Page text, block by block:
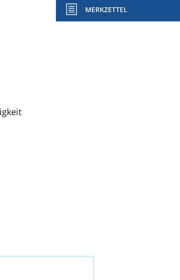
MERKZETTEL